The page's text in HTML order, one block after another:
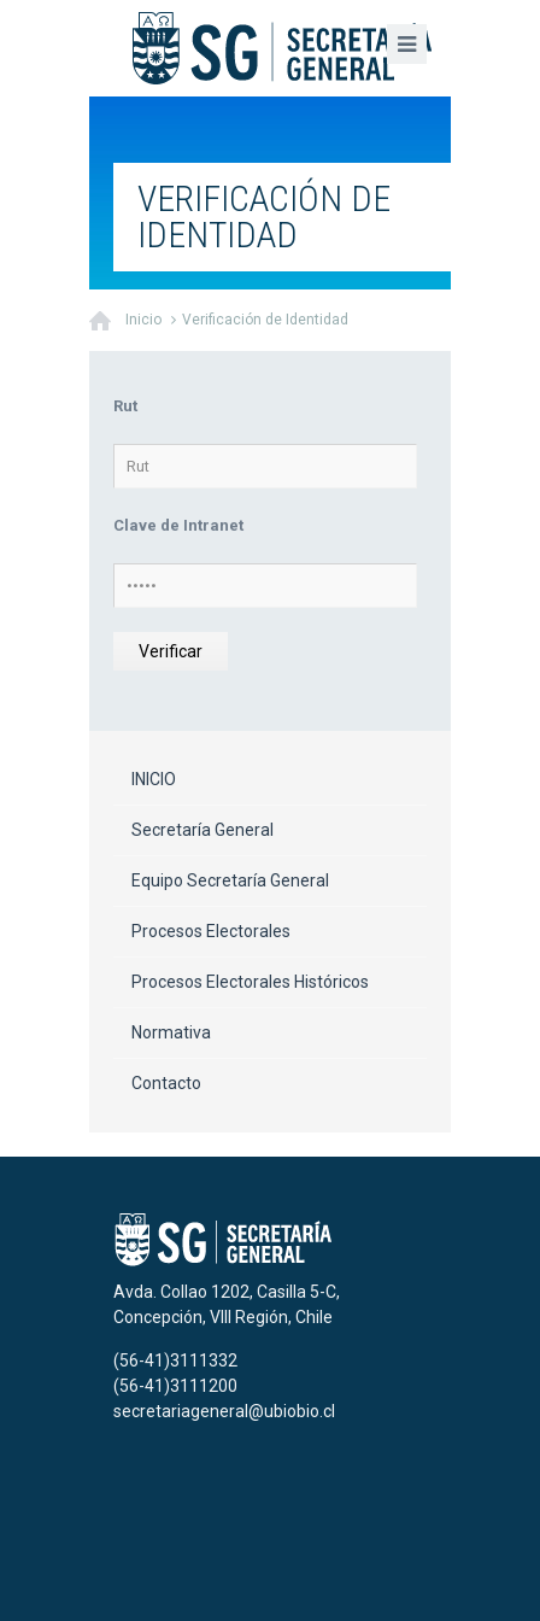
VERIFICACIÓN DE
IDENTIDAD
Inicio Verificación de Identidad
Rut
Clave de Intranet
Verificar
INICIO
Secretaría General
Equipo Secretaría General
Procesos Electorales
Procesos Electorales Históricos
Normativa
Contacto
Avda. Collao 1202, Casilla 5-C,
Concepción, VIII Región, Chile
(56-41)3111332
(56-41)3111200
secretariageneral@ubiobio.cl